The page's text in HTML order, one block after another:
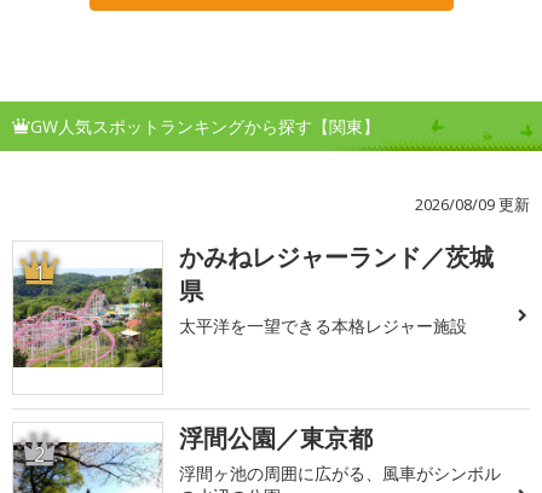
GW人気スポットランキングから探す【関東】
2026/08/09 更新
1
かみねレジャーランド／茨城
県
太平洋を一望できる本格レジャー施設
2 浮間公園／東京都
浮間ヶ池の周囲に広がる、風車がシンボル